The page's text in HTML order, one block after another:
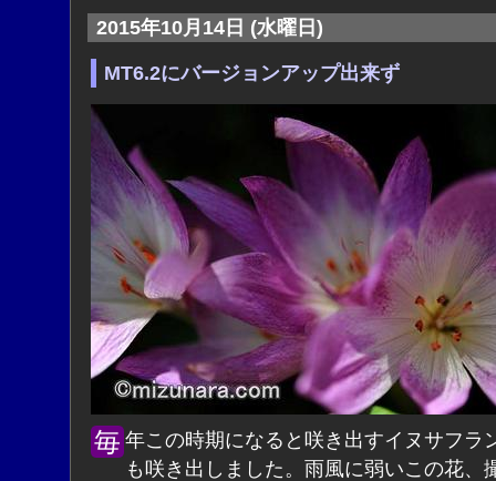
2015年10月14日 (水曜日)
MT6.2にバージョンアップ出来ず
毎年この時期になると咲き出すイヌサフランが今年
も咲き出しました。雨風に弱いこの花、